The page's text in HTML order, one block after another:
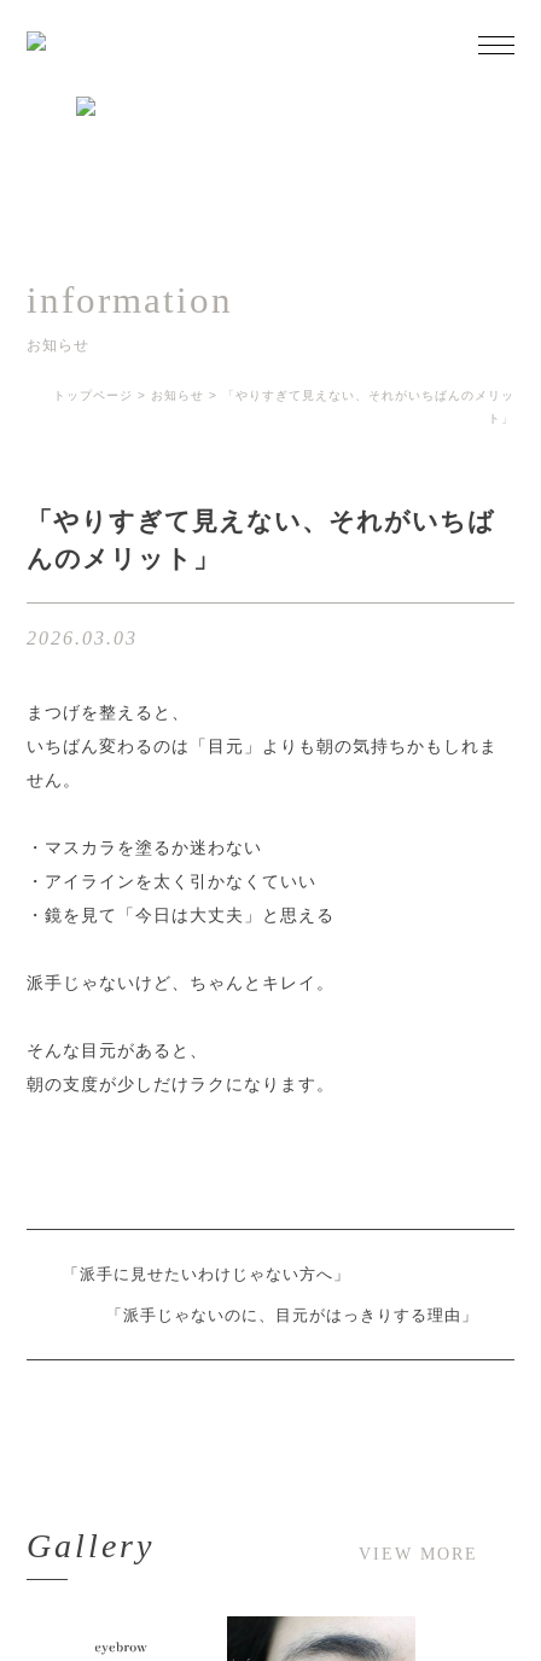
information
お知らせ
トップページ > お知らせ >
「やりすぎて見えない、それがいちばんのメリッ
ト」
「やりすぎて見えない、それがいちば
んのメリット」
2026.03.03
まつげを整えると、
いちばん変わるのは「目元」よりも朝の気持ちかもしれま
せん。
・マスカラを塗るか迷わない
・アイラインを太く引かなくていい
・鏡を見て「今日は大丈夫」と思える
派手じゃないけど、ちゃんとキレイ。
そんな目元があると、
朝の支度が少しだけラクになります。
「派手に見せたいわけじゃない方へ」
「派手じゃないのに、目元がはっきりする理由」
Gallery VIEW MORE